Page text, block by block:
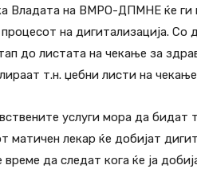
Владата на ВМРО-ДПМНЕ ќе ги
на дигитализација. Со
до листата на чекање за
т.н. џебни листи на
услуги мора да бидат
матичен лекар ќе добијат
да следат кога ќе ја